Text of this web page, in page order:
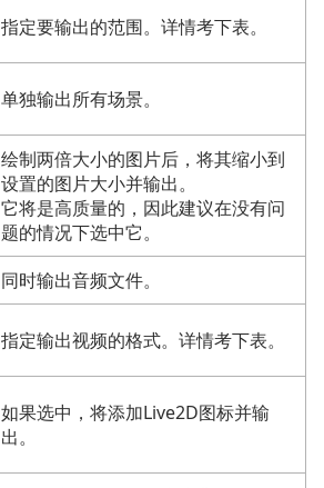
指定要输出的范围。详情考下表。
单独输出所有场景。
绘制两倍大小的图片后，将其缩小到
设置的图片大小并输出。
它将是高质量的，因此建议在没有问
题的情况下选中它。
同时输出音频文件。
指定输出视频的格式。详情考下表。
如果选中，将添加Live2D图标并输
出。